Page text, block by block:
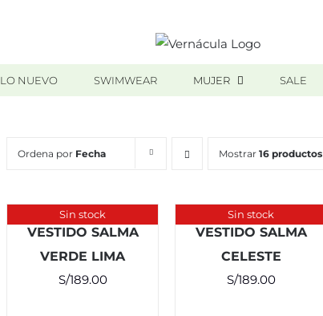
LO NUEVO SWIMWEAR MUJER SALE
Ordena por Fecha Mostrar16 productos
Sin stock
VESTIDO SALMA
VERDE LIMA
S/189.00
Sin stock
VESTIDO SALMA
CELESTE
S/189.00